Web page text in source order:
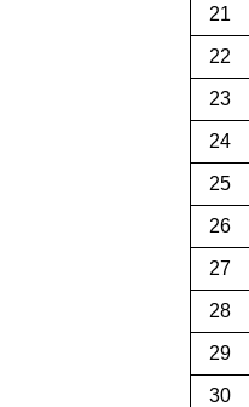
21
22
23
24
25
26
27
28
29
30